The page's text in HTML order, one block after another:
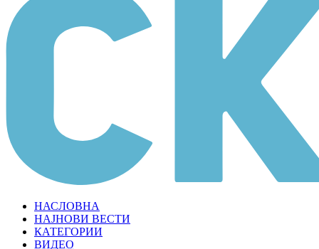
НАСЛОВНА
НАЈНОВИ ВЕСТИ
КАТЕГОРИИ
ВИДЕО